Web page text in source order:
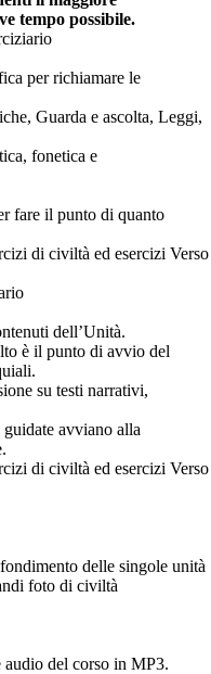
tempo possibile.
per richiamare le
Guarda e ascolta, Leggi,
fonetica e
fare il punto di quanto
di civiltà ed esercizi Verso
dell’Unità.
è il punto di avvio del
su testi narrativi,
avviano alla
di civiltà ed esercizi Verso
delle singole unità
foto di civiltà
del corso in MP3.